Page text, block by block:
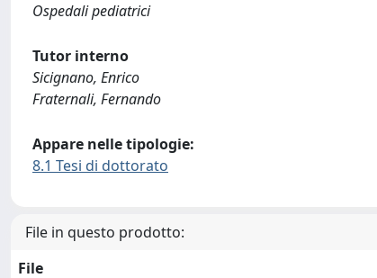
Ospedali pediatrici
Tutor interno
Sicignano, Enrico
Fraternali, Fernando
Appare nelle tipologie:
8.1 Tesi di dottorato
File in questo prodotto:
File